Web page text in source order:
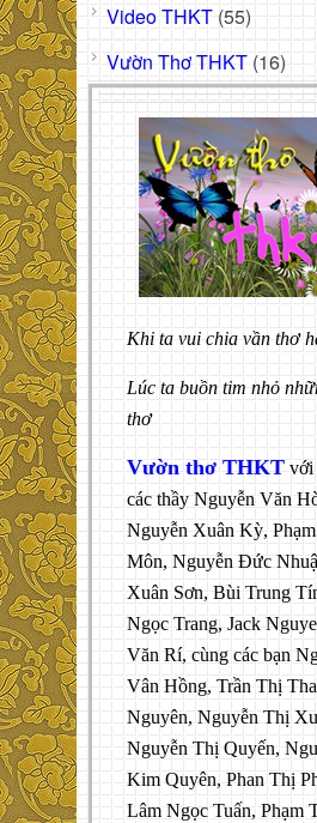
Video THKT (55)
Vườn Thơ THKT (16)
Khi ta vui chia vần thơ
Lúc ta buồn tim nhỏ
thơ
Vườn thơ THKT với
các thầy Nguyễn Văn
Nguyễn Xuân Kỳ,
Môn, Nguyễn Đức
Xuân Sơn, Bùi Trung
Ngọc Trang, Jack
Văn Rí, cùng các bạn
Vân Hồng, Trần Thị
Nguyên, Nguyễn Thị
Nguyễn Thị Quyến,
Kim Quyên, Phan Thị
Lâm Ngọc Tuấn, Phạm